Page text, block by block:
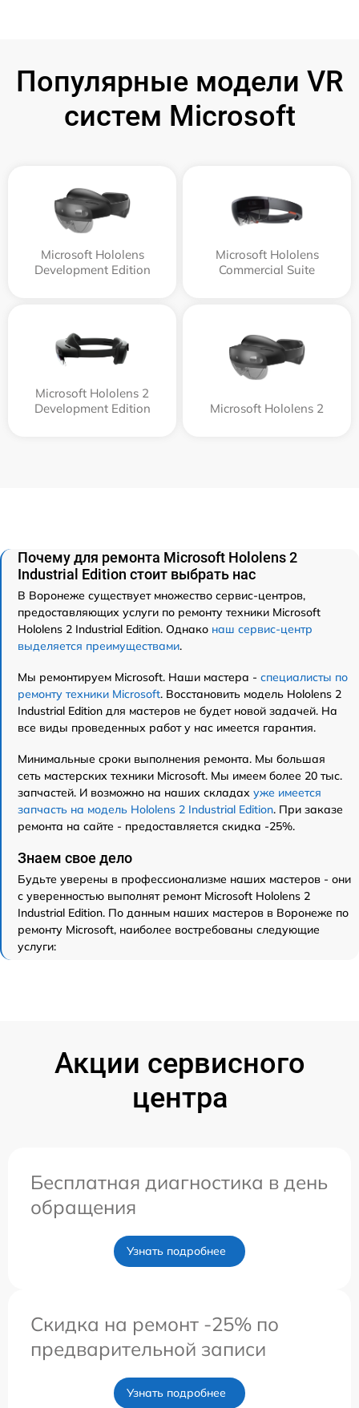
Популярные модели VR
систем Microsoft
Microsoft Hololens
Development Edition
Microsoft Hololens
Commercial Suite
Microsoft Hololens 2
Development Edition
Microsoft Hololens 2
Почему для ремонта Microsoft Hololens 2
Industrial Edition стоит выбрать нас
В Воронеже существует множество сервис-центров,
предоставляющих услуги по ремонту техники Microsoft
Hololens 2 Industrial Edition. Однако наш сервис-центр
выделяется преимуществами.
Мы ремонтируем Microsoft. Наши мастера - специалисты по
ремонту техники Microsoft. Восстановить модель Hololens 2
Industrial Edition для мастеров не будет новой задачей. На
все виды проведенных работ у нас имеется гарантия.
Минимальные сроки выполнения ремонта. Мы большая
сеть мастерских техники Microsoft. Мы имеем более 20 тыс.
запчастей. И возможно на наших складах уже имеется
запчасть на модель Hololens 2 Industrial Edition. При заказе
ремонта на сайте - предоставляется скидка -25%.
Знаем свое дело
Будьте уверены в профессионализме наших мастеров - они
с уверенностью выполнят ремонт Microsoft Hololens 2
Industrial Edition. По данным наших мастеров в Воронеже по
ремонту Microsoft, наиболее востребованы следующие
услуги:
Акции сервисного
центра
Бесплатная диагностика в день
обращения
Узнать подробнее
Скидка на ремонт -25% по
предварительной записи
Узнать подробнее